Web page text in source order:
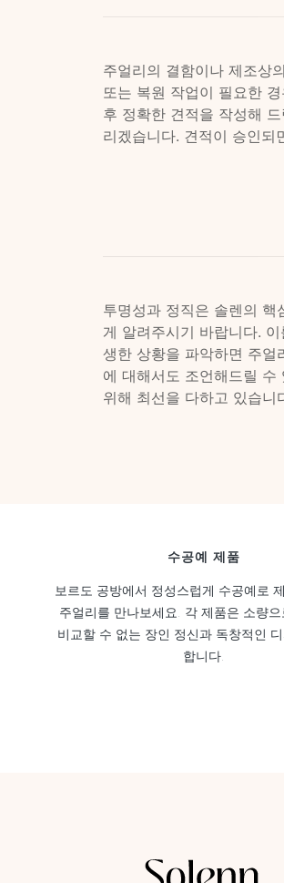
주얼리의 결함이나 제조상
또는 복원 작업이 필요한
후 정확한 견적을 작성해
리겠습니다. 견적이 승인되
투명성과 정직은 솔렌의
게 알려주시기 바랍니다.
생한 상황을 파악하면 주얼
에 대해서도 조언해드릴
위해 최선을 다하고 있습니
수공예 제품
보르도 공방에서 정성스럽게 수공예로
주얼리를 만나보세요. 각 제품은 소량으
비교할 수 없는 장인 정신과 독창적인
합니다.